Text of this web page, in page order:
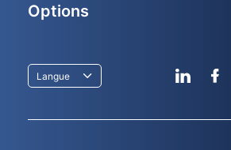
Langue
Options